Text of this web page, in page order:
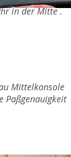
in der Mitte .
Mittelkonsole
Paßgenauigkeit